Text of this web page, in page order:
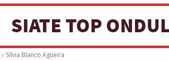
Silvia Blanco Agüeira